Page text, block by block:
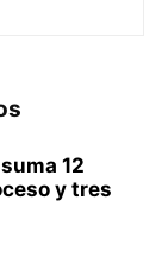
12
y tres